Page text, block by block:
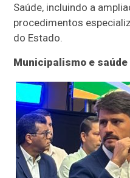
Saúde, incluindo a
procedimentos
do Estado.
Municipalismo e